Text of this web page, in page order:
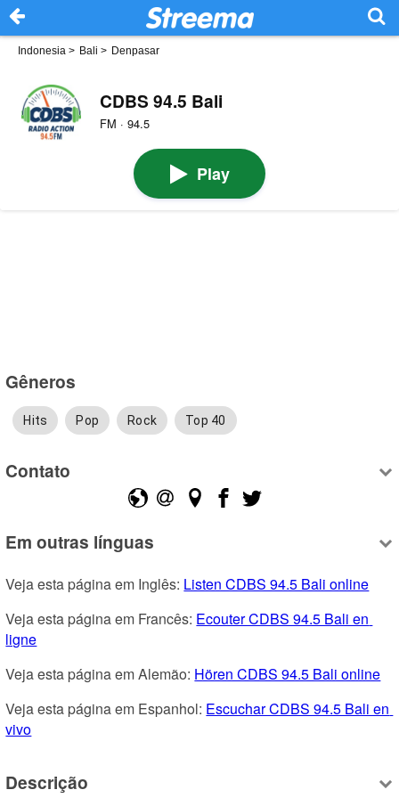
Indonesia > Bali > Denpasar
CDBS 94.5 Bali
FM · 94.5
Play
Gêneros
Hits Pop Rock Top 40
Contato
Em outras línguas
Veja esta página em Inglês: Listen CDBS 94.5 Bali online
Veja esta página em Francês: Ecouter CDBS 94.5 Bali en
ligne
Veja esta página em Alemão: Hören CDBS 94.5 Bali online
Veja esta página em Espanhol: Escuchar CDBS 94.5 Bali en
vivo
Descrição